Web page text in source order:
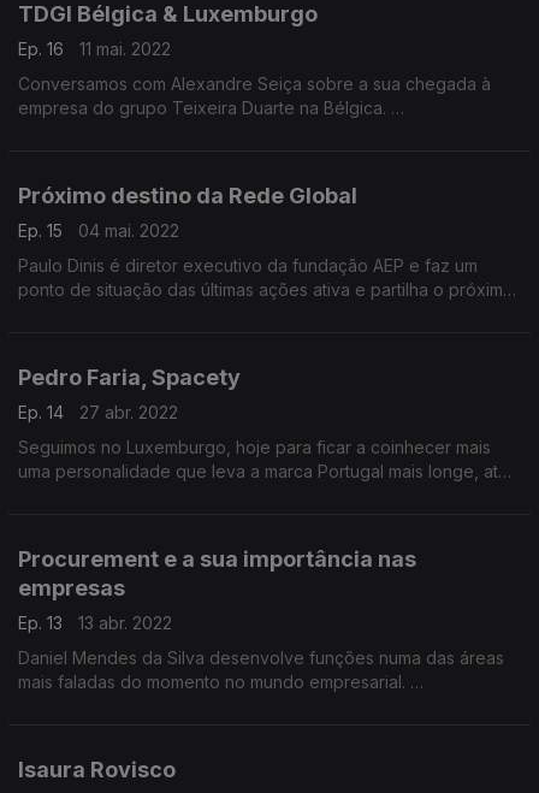
TDGI Bélgica & Luxemburgo
Ep. 16
11 mai. 2022
Conversamos com Alexandre Seiça sobre a sua chegada à
empresa do grupo Teixeira Duarte na Bélgica.
Próximo destino da Rede Global
Ep. 15
04 mai. 2022
Paulo Dinis é diretor executivo da fundação AEP e faz um
ponto de situação das últimas ações ativa e partilha o próximo
Pedro Faria, Spacety
Ep. 14
27 abr. 2022
Seguimos no Luxemburgo, hoje para ficar a coinhecer mais
uma personalidade que leva a marca Portugal mais longe, até
Procurement e a sua importância nas
empresas
Ep. 13
13 abr. 2022
Daniel Mendes da Silva desenvolve funções numa das áreas
mais faladas do momento no mundo empresarial.
Isaura Rovisco